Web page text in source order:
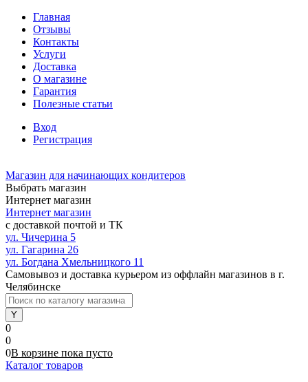
Главная
Отзывы
Контакты
Услуги
Доставка
О магазине
Гарантия
Полезные статьи
Вход
Регистрация
Магазин для начинающих кондитеров
Выбрать магазин
Интернет магазин
Интернет магазин
с доставкой почтой и ТК
ул. Чичерина 5
ул. Гагарина 26
ул. Богдана Хмельницкого 11
Самовывоз и доставка курьером из оффлайн магазинов в г.
Челябинске
0
0
0В корзине пока пусто
Каталог товаров